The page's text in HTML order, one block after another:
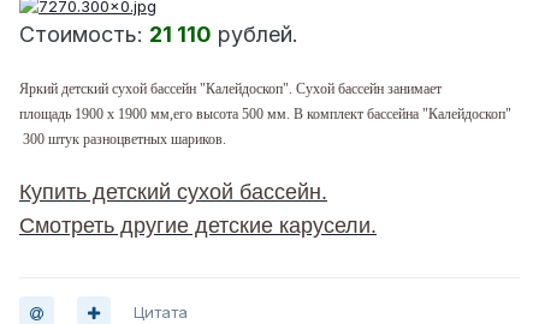
Стоимость: 21 110 рублей.
Яркий детский сухой бассейн "Калейдоскоп". Сухой бассейн занимает
площадь 1900 x 1900 мм,его высота 500 мм. В комплект бассейна "Калейдоскоп"
300 штук разноцветных шариков.
Купить детский сухой бассейн.
Смотреть другие детские карусели.
Цитата